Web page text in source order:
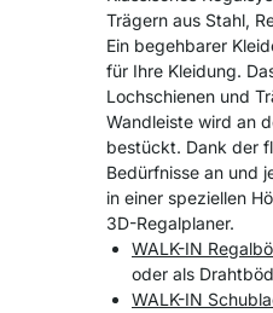
Trägern aus Stahl,
Ein begehbarer
für Ihre Kleidung.
Lochschienen und
Wandleiste wird an
bestückt. Dank der
Bedürfnisse an und
in einer speziellen
3D-Regalplaner.
WALK-IN
oder als
WALK-IN